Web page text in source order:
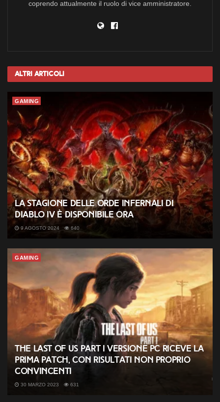
coprendo attualmente il ruolo di vice amministratore.
Altri Articoli
GAMING
La Stagione delle Orde Infernali di
Diablo IV è disponibile ora
9 AGOSTO 2024 640
GAMING
The Last of Us Part I versione PC riceve la
prima patch, con risultati non proprio
convincenti
30 MARZO 2023 631